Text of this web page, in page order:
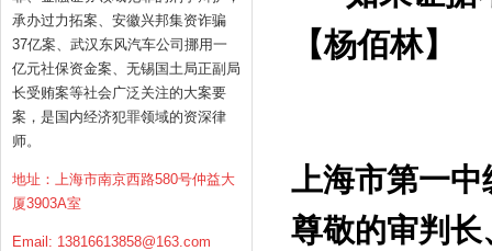
承办过力拓案、安徽兴邦集资诈骗
37亿案、武汉东风汽车公司挪用一
亿元社保资金案、无锡国土局正副局
长受贿案等社会广泛关注的大案要
案，是国内经济犯罪领域的资深律
师。
地址：上海市南京西路580号仲益大
厦3903A室
Email: 13816613858@163.com
【杨佰林】
上海市第一
尊敬的审判